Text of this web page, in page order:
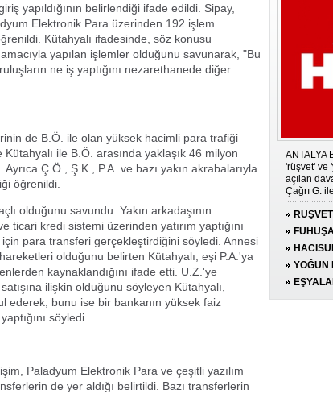
yapıldığının belirlendiği ifade edildi. Sipay,
Elektronik Para üzerinden 192 işlem
Kütahyalı ifadesinde, söz konusu
yapılan işlemler olduğunu savunarak, "Bu
ne iş yaptığını nezarethanede diğer
de B.Ö. ile olan yüksek hacimli para trafiği
ile B.Ö. arasında yaklaşık 46 milyon
Ç.Ö., Ş.K., P.A. ve bazı yakın akrabalarıyla
öğrenildi.
olduğunu savundu. Yakın arkadaşının
kredi sistemi üzerinden yatırım yaptığını
para transferi gerçekleştirdiğini söyledi. Annesi
olduğunu belirten Kütahyalı, eşi P.A.'ya
kaynaklandığını ifade etti. U.Z.'ye
ilişkin olduğunu söyleyen Kütahyalı,
ederek, bunu ise bir bankanın yüksek faiz
söyledi.
Paladyum Elektronik Para ve çeşitli yazılım
de yer aldığı belirtildi. Bazı transferlerin
ANTALYA
'rüşvet' ve
açılan
Çağrı G.
GÖZALTI
PRİMİ
YOĞUN